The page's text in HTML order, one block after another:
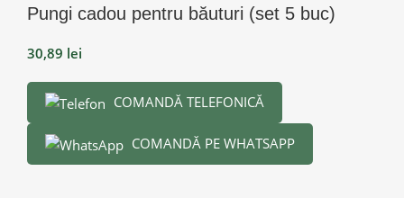
Pungi cadou pentru băuturi (set 5 buc)
30,89 lei
COMANDĂ TELEFONICĂ
COMANDĂ PE WHATSAPP